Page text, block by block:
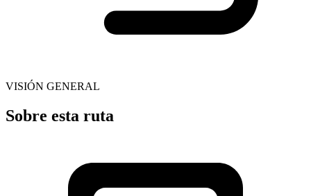
VISIÓN GENERAL
Sobre esta ruta